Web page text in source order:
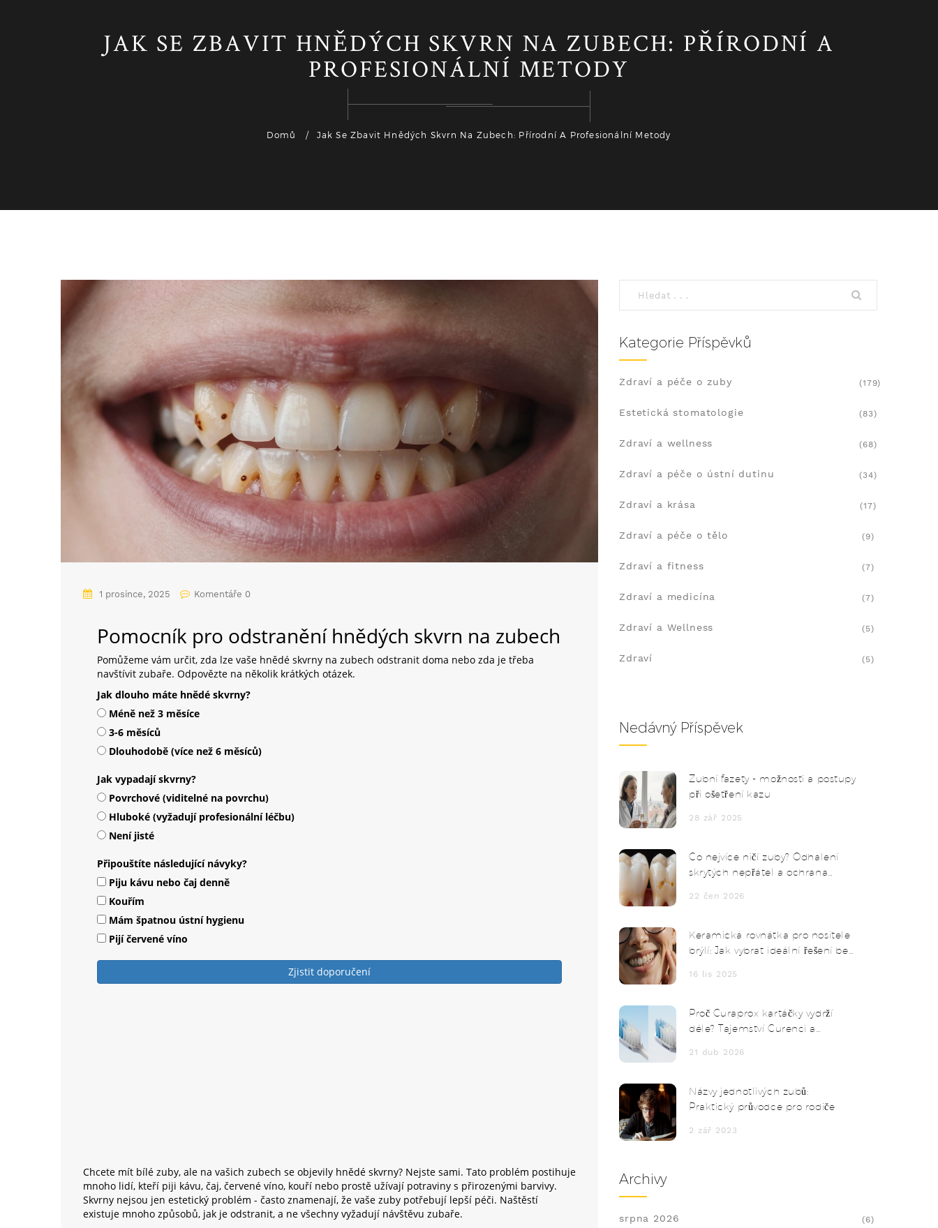
JAK SE ZBAVIT HNĚDÝCH SKVRN NA ZUBECH: PŘÍRODNÍ A
PROFESIONÁLNÍ METODY
Domů Jak Se Zbavit Hnědých Skvrn Na Zubech: Přírodní A Profesionální Metody
Zdraví a péče o zuby
1 prosince, 2025 Komentáře 0
Pomocník pro odstranění hnědých skvrn na zubech
Pomůžeme vám určit, zda lze vaše hnědé skvrny na zubech odstranit doma nebo zda je třeba
navštívit zubaře. Odpovězte na několik krátkých otázek.
Jak dlouho máte hnědé skvrny?
Méně než 3 měsíce
3-6 měsíců
Dlouhodobě (více než 6 měsíců)
Jak vypadají skvrny?
Povrchové (viditelné na povrchu)
Hluboké (vyžadují profesionální léčbu)
Není jisté
Připouštíte následující návyky?
Piju kávu nebo čaj denně
Kouřím
Mám špatnou ústní hygienu
Pijí červené víno
Zjistit doporučení
Chcete mít bílé zuby, ale na vašich zubech se objevily hnědé skvrny? Nejste sami. Tato problém postihuje
mnoho lidí, kteří piji kávu, čaj, červené víno, kouří nebo prostě užívají potraviny s přirozenými barvivy.
Skvrny nejsou jen estetický problém - často znamenají, že vaše zuby potřebují lepší péči. Naštěstí
existuje mnoho způsobů, jak je odstranit, a ne všechny vyžadují návštěvu zubaře.
Kategorie Příspěvků
Zdraví a péče o zuby (179)
Estetická stomatologie (83)
Zdraví a wellness (68)
Zdraví a péče o ústní dutinu (34)
Zdraví a krása (17)
Zdraví a péče o tělo (9)
Zdraví a fitness (7)
Zdraví a medicína (7)
Zdraví a Wellness (5)
Zdraví (5)
Nedávný Příspěvek
Zubní fazety - možnosti a postupy
při ošetření kazu
28 zář 2025
Co nejvíce ničí zuby? Odhalení
skrytých nepřátel a ochrana
22 čen 2026
Keramická rovnátka pro nositele
brýlí: Jak vybrat ideální řešení bez
16 lis 2025
Proč Curaprox kartáčky vydrží
déle? Tajemství Curenci a
21 dub 2026
Názvy jednotlivých zubů:
Praktický průvodce pro rodiče
2 zář 2023
Archivy
srpna 2026 (6)